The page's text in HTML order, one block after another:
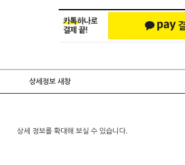
상세정보 새창
상세 정보를 확대해 보실 수 있습니다.